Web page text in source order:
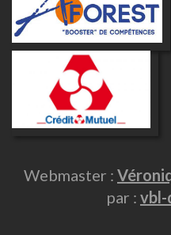
Webmaster :
par : vbl-